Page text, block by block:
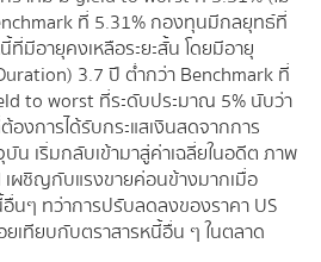
ที่ 5.31% กองทุนมีกลยุทธ์ที่
มีอายุคงเหลือระยะสั้น โดยมีอายุ
3.7 ปี ต่ำกว่า Benchmark ที่
to worst ที่ระดับประมาณ 5% นับว่า
งการได้รับกระแสเงินสดจากการ
น เริ่มกลับเข้ามาสู่ค่าเฉลี่ยในอดีต ภาพ
ผชิญกับแรงขายค่อนข้างมากเมื่อ
นๆ ทว่าการปรับลดลงของราคา US
เทียบกับตราสารหนี้อื่น ๆ ในตลาด